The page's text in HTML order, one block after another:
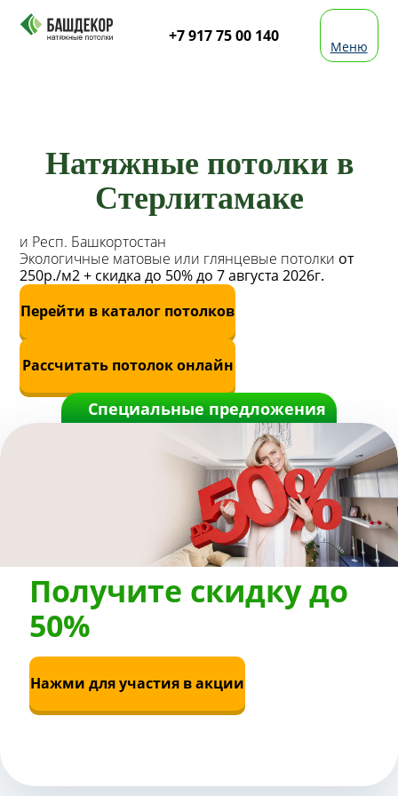
+7 917 75 00 140
Меню
Натяжные потолки в
Стерлитамаке
и Респ. Башкортостан
Экологичные матовые или глянцевые потолки от
250р./м2 + скидка до 50% до 7 августа 2026г.
Перейти в каталог потолков
Рассчитать потолок онлайн
Специальные предложения
Получите скидку до
50%
Нажми для участия в акции